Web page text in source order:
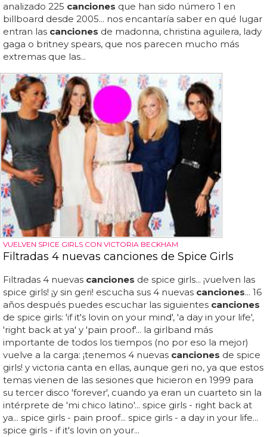
analizado 225 canciones que han sido número 1 en
billboard desde 2005... nos encantaría saber en qué lugar
entran las canciones de madonna, christina aguilera, lady
gaga o britney spears, que nos parecen mucho más
extremas que las...
VUELVEN SPICE GIRLS CON VICTORIA BECKHAM
Filtradas 4 nuevas canciones de Spice Girls
Filtradas 4 nuevas canciones de spice girls... ¡vuelven las
spice girls! ¡y sin geri! escucha sus 4 nuevas canciones... 16
años después puedes escuchar las siguientes canciones
de spice girls: 'if it's lovin on your mind', 'a day in your life',
'right back at ya' y 'pain proof'... la girlband más
importante de todos los tiempos (no por eso la mejor)
vuelve a la carga: ¡tenemos 4 nuevas canciones de spice
girls! y victoria canta en ellas, aunque geri no, ya que estos
temas vienen de las sesiones que hicieron en 1999 para
su tercer disco 'forever', cuando ya eran un cuarteto sin la
intérprete de 'mi chico latino'... spice girls - right back at
ya... spice girls - pain proof... spice girls - a day in your life...
spice girls - if it's lovin on your...